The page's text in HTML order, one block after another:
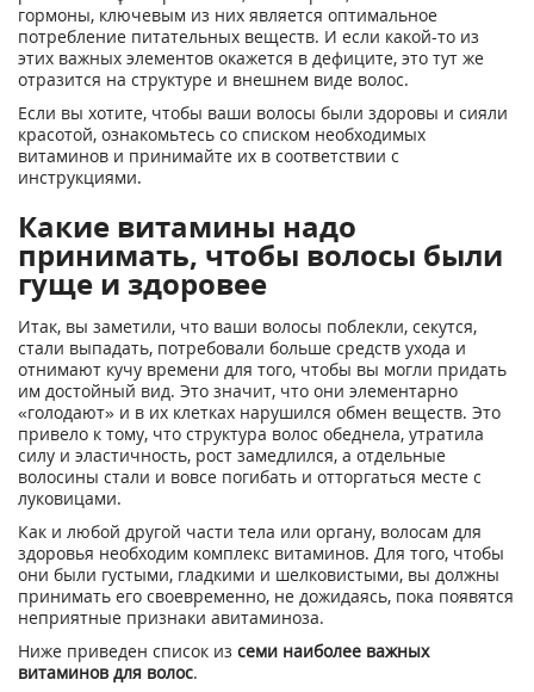
гормоны, ключевым из них является оптимальное
потребление питательных веществ. И если какой-то из
этих важных элементов окажется в дефиците, это тут же
отразится на структуре и внешнем виде волос.
Если вы хотите, чтобы ваши волосы были здоровы и сияли
красотой, ознакомьтесь со списком необходимых
витаминов и принимайте их в соответствии с
инструкциями.
Какие витамины надо
принимать, чтобы волосы были
гуще и здоровее
Итак, вы заметили, что ваши волосы поблекли, секутся,
стали выпадать, потребовали больше средств ухода и
отнимают кучу времени для того, чтобы вы могли придать
им достойный вид. Это значит, что они элементарно
«голодают» и в их клетках нарушился обмен веществ. Это
привело к тому, что структура волос обеднела, утратила
силу и эластичность, рост замедлился, а отдельные
волосины стали и вовсе погибать и отторгаться месте с
луковицами.
Как и любой другой части тела или органу, волосам для
здоровья необходим комплекс витаминов. Для того, чтобы
они были густыми, гладкими и шелковистыми, вы должны
принимать его своевременно, не дожидаясь, пока появятся
неприятные признаки авитаминоза.
Ниже приведен список из семи наиболее важных
витаминов для волос.